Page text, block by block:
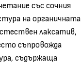
със сочния
на органичната
лаксатив,
съпровожда
съдържаща